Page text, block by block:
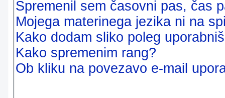
Spremenil sem časovni pas, čas
Mojega materinega jezika ni na
Kako dodam sliko poleg
Kako spremenim rang?
Ob kliku na povezavo e-mail